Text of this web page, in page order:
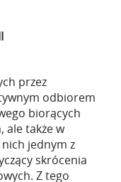
przez
odbiorem
biorących
ale także w
jednym z
skrócenia
Z tego